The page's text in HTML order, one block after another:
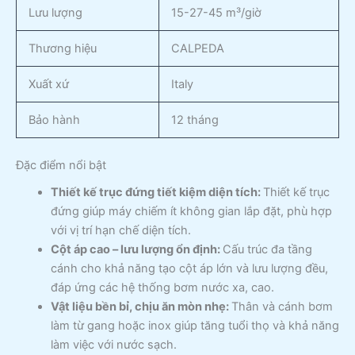
Lưu lượng 15-27-45 m³/giờ
Thương hiệu CALPEDA
Xuất xứ Italy
Bảo hành 12 tháng
Đặc điểm nổi bật
Thiết kế trục đứng tiết kiệm diện tích: Thiết kế trục
đứng giúp máy chiếm ít không gian lắp đặt, phù hợp
với vị trí hạn chế diện tích.
Cột áp cao – lưu lượng ổn định: Cấu trúc đa tầng
cánh cho khả năng tạo cột áp lớn và lưu lượng đều,
đáp ứng các hệ thống bơm nước xa, cao.
Vật liệu bền bỉ, chịu ăn mòn nhẹ: Thân và cánh bơm
làm từ gang hoặc inox giúp tăng tuổi thọ và khả năng
làm việc với nước sạch.